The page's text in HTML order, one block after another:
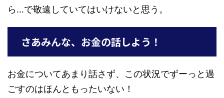
ら…で敬遠していてはいけないと思う。
さあみんな、お金の話しよう！
お金についてあまり話さず、この状況でずーっと過
ごすのはほんともったいない！